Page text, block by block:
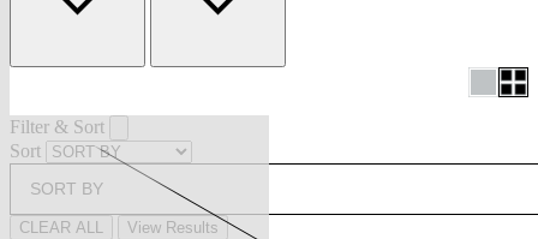
Filter & Sort
Sort
SORT BY
CLEAR ALL View Results